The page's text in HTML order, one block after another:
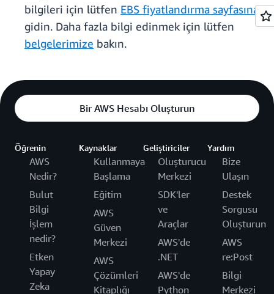
bilgileri için lütfen EBS fiyatlandırma sayfasına
gidin. Daha fazla bilgi edinmek için lütfen
belgelerimize bakın.
Bir AWS Hesabı Oluşturun
Öğrenin
AWS
Nedir?
Bulut
Bilgi
İşlem
nedir?
Etken
Yapay
Zeka
Kaynaklar
Kullanmaya
Başlama
Eğitim
AWS
Güven
Merkezi
AWS
Çözümleri
Kitaplığı
Geliştiriciler
Oluşturucu
Merkezi
SDK'ler
ve
Araçlar
AWS'de
.NET
AWS'de
Python
Yardım
Bize
Ulaşın
Destek
Sorgusu
Oluşturun
AWS
re:Post
Bilgi
Merkezi